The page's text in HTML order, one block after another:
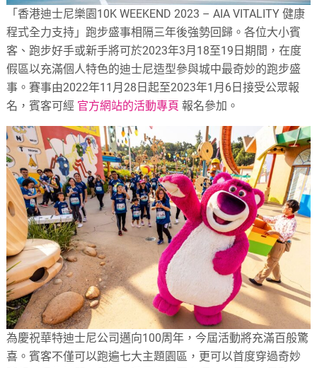
「香港迪士尼樂園10K WEEKEND 2023 – AIA VITALITY 健康
程式全力支持」跑步盛事相隔三年後強勢回歸。各位大小賓
客、跑步好手或新手將可於2023年3月18至19日期間，在度
假區以充滿個人特色的迪士尼造型參與城中最奇妙的跑步盛
事。賽事由2022年11月28日起至2023年1月6日接受公眾報
名，賓客可經 官方網站的活動專頁 報名參加。
為慶祝華特迪士尼公司邁向100周年，今屆活動將充滿百般驚
喜。賓客不僅可以跑遍七大主題園區，更可以首度穿過奇妙